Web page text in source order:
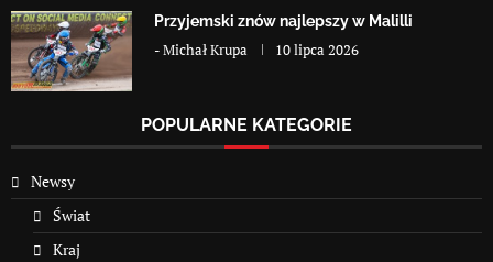
Przyjemski znów najlepszy w Malilli
-Michał Krupa 10 lipca 2026
POPULARNE KATEGORIE
Newsy
Świat
Kraj